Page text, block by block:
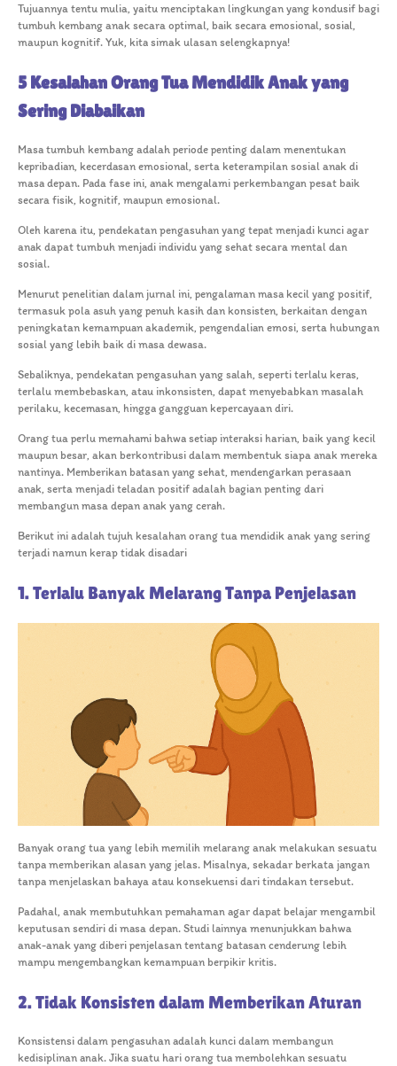
Tujuannya tentu mulia, yaitu menciptakan lingkungan yang kondusif bagi
tumbuh kembang anak secara optimal, baik secara emosional, sosial,
maupun kognitif. Yuk, kita simak ulasan selengkapnya!
5 Kesalahan Orang Tua Mendidik Anak yang
Sering Diabaikan
Masa tumbuh kembang adalah periode penting dalam menentukan
kepribadian, kecerdasan emosional, serta keterampilan sosial anak di
masa depan. Pada fase ini, anak mengalami perkembangan pesat baik
secara fisik, kognitif, maupun emosional.
Oleh karena itu, pendekatan pengasuhan yang tepat menjadi kunci agar
anak dapat tumbuh menjadi individu yang sehat secara mental dan
sosial.
Menurut penelitian dalam jurnal ini, pengalaman masa kecil yang positif,
termasuk pola asuh yang penuh kasih dan konsisten, berkaitan dengan
peningkatan kemampuan akademik, pengendalian emosi, serta hubungan
sosial yang lebih baik di masa dewasa.
Sebaliknya, pendekatan pengasuhan yang salah, seperti terlalu keras,
terlalu membebaskan, atau inkonsisten, dapat menyebabkan masalah
perilaku, kecemasan, hingga gangguan kepercayaan diri.
Orang tua perlu memahami bahwa setiap interaksi harian, baik yang kecil
maupun besar, akan berkontribusi dalam membentuk siapa anak mereka
nantinya. Memberikan batasan yang sehat, mendengarkan perasaan
anak, serta menjadi teladan positif adalah bagian penting dari
membangun masa depan anak yang cerah.
Berikut ini adalah tujuh kesalahan orang tua mendidik anak yang sering
terjadi namun kerap tidak disadari
1. Terlalu Banyak Melarang Tanpa Penjelasan
Banyak orang tua yang lebih memilih melarang anak melakukan sesuatu
tanpa memberikan alasan yang jelas. Misalnya, sekadar berkata jangan
tanpa menjelaskan bahaya atau konsekuensi dari tindakan tersebut.
Padahal, anak membutuhkan pemahaman agar dapat belajar mengambil
keputusan sendiri di masa depan. Studi lainnya menunjukkan bahwa
anak-anak yang diberi penjelasan tentang batasan cenderung lebih
mampu mengembangkan kemampuan berpikir kritis.
2. Tidak Konsisten dalam Memberikan Aturan
Konsistensi dalam pengasuhan adalah kunci dalam membangun
kedisiplinan anak. Jika suatu hari orang tua membolehkan sesuatu